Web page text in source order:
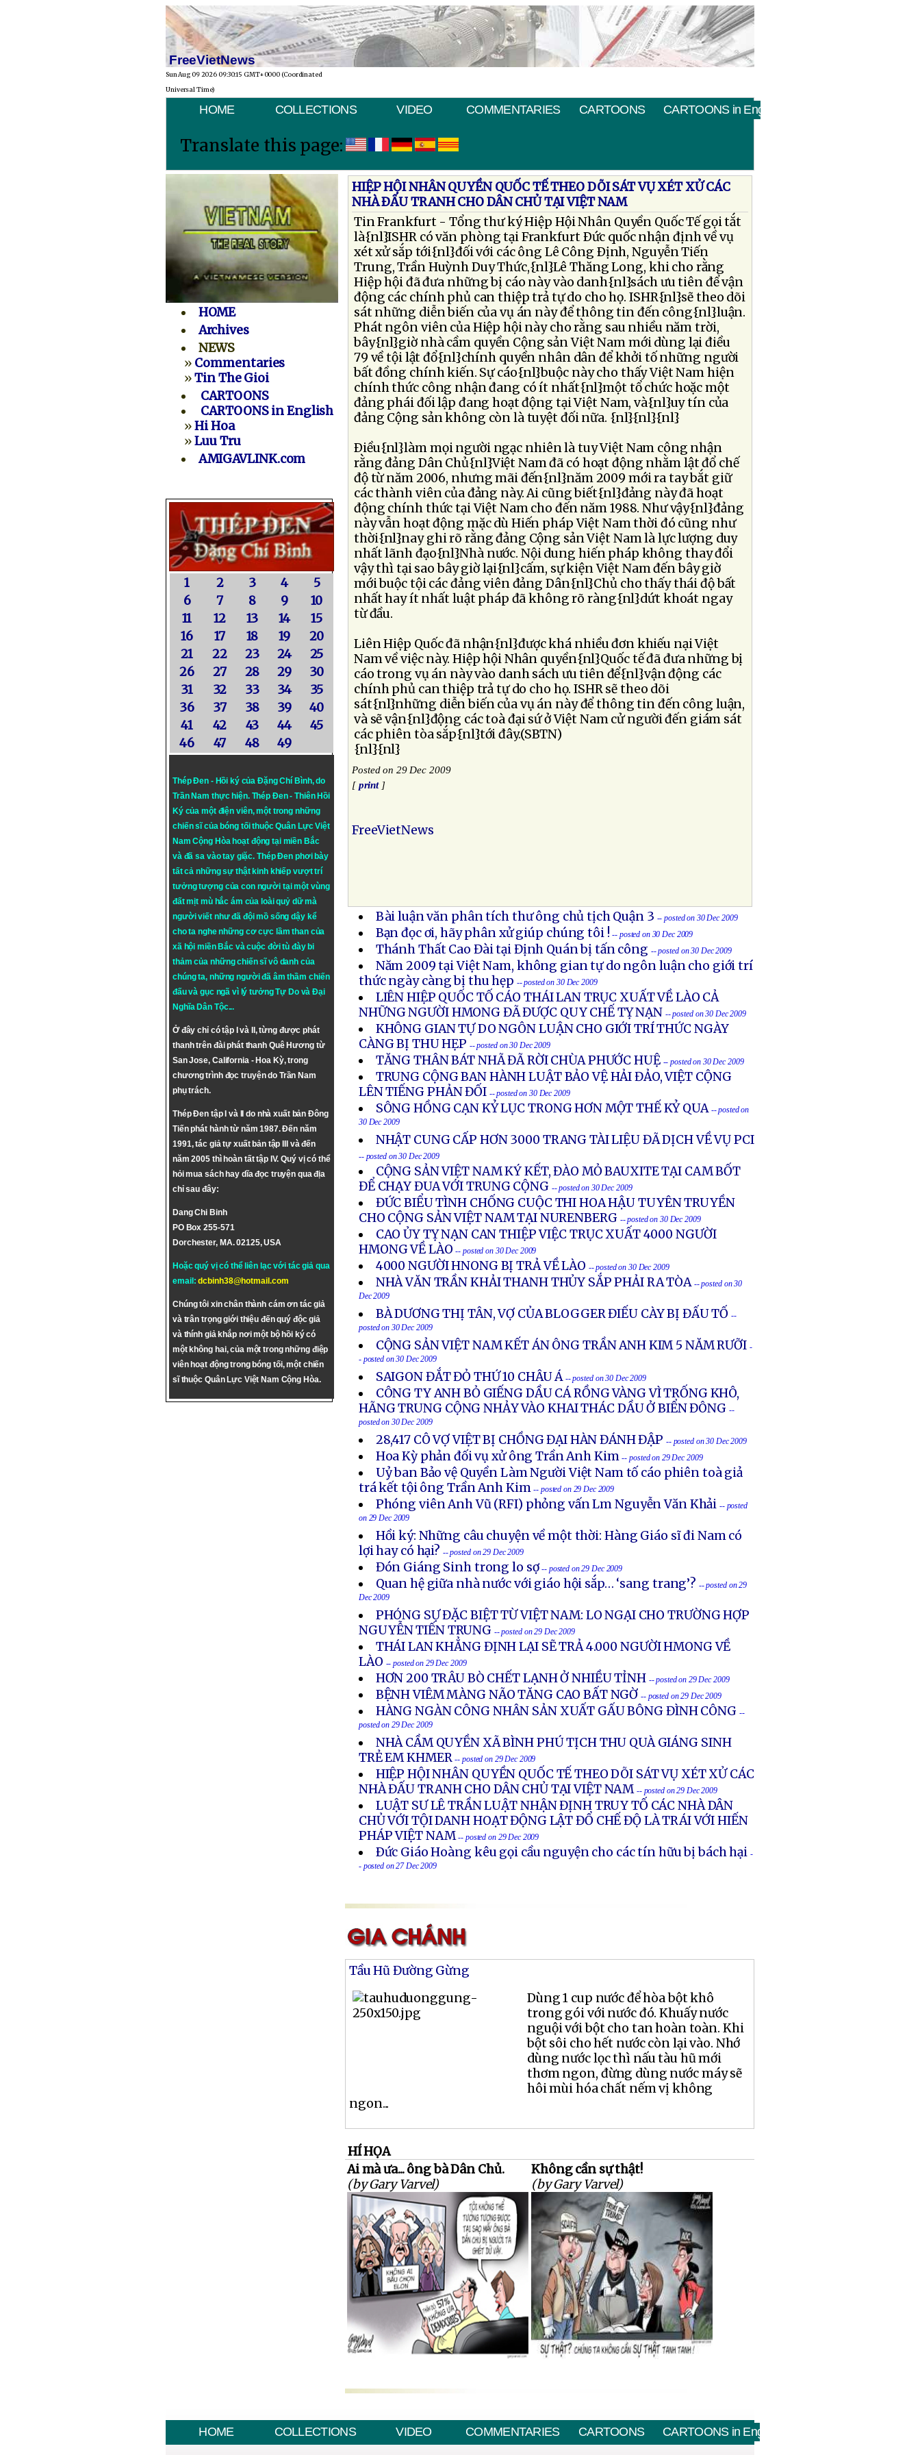
FreeVietNews
Sun Aug 09 2026 09:30:15 GMT+0000 (Coordinated
Universal Time)
HOME COLLECTIONS VIDEO COMMENTARIES CARTOONS CARTOONS in English
Translate this page:
HOME
Archives
NEWS
» Commentaries
»Tin The Gioi
CARTOONS
CARTOONS in English
»Hi Hoa
»Luu Tru
AMIGAVLINK.com
1 2 3 4
5
6
7 8 9
10
11
12 13 14
15
16
17 18 19
20
21
22 23 24
25
26
27 28 29
30
31
32 33 34
35
36
37 38 39
40
41
42 43 44
45
46
47 48 49
Thép Đen - Hồi ký của Đặng Chí Bình, do
Trần Nam thực hiện. Thép Đen- Thiên Hồi
Ký của một điện viên, một trong những
chiến sĩ của bóng tối thuộc Quân Lực Việt
Nam Cộng Hòa hoạt động tại miền Bắc
và đã sa vào tay giặc. Thép Đen phơi bày
tất cả những sự thật kinh khiếp vượt trí
tưởng tượng của con người tại một vùng
đất mịt mù hắc ám của loài quỷ dữ mà
người viết như đã đội mồ sống dậy kể
cho ta nghe những cơ cực lầm than của
xã hội miền Bắc và cuộc đời tù đày bi
thảm của những chiến sĩ vô danh của
chúng ta, những người đã âm thầm chiến
đấu và gục ngã vì lý tưởngTự DovàĐại
Nghĩa Dân Tộc...
Ở đây chỉ có tập I và II, từng được phát
thanh trên đài phát thanh Quê Hương từ
San Jose, California - Hoa Kỳ, trong
chương trình đọc truyện do Trần Nam
phụ trách.
Thép Đen tập I và II do nhà xuất bản Đông
Tiến phát hành từ năm 1987. Đến năm
1991, tác giả tự xuất bản tập III và đến
năm 2005 thì hoàn tất tập IV. Quý vị có thể
hỏi mua sách hay dĩa đọc truyện qua địa
chỉ sau đây:
Dang Chi Binh
PO Box 255-571
Dorchester, MA. 02125, USA
Hoặc quý vị có thể liên lạc với tác giả qua
email:dcbinh38@hotmail.com
Chúng tôi xin chân thành cám ơn tác giả
và trân trọng giới thiệu đến quý độc giả
và thính giả khắp nơi một bộ hồi ký có
một không hai, của một trong những điệp
viên hoạt động trong bóng tối, một chiến
sĩ thuộc Quân Lực Việt Nam Cộng Hòa.
HIỆP HỘI NHÂN QUYỀN QUỐC TẾ THEO DÕI SÁT VỤ XÉT XỬ CÁC
NHÀ ÐẤU TRANH CHO DÂN CHỦ TẠI VIỆT NAM
Tin Frankfurt - Tổng thư ký Hiệp Hội Nhân Quyền Quốc Tế gọi tắt
là{nl}ISHR có văn phòng tại Frankfurt Ðức quốc nhận định về vụ
xét xử sắp tới{nl}đối với các ông Lê Công Ðịnh, Nguyễn Tiến
Trung, Trần Huỳnh Duy Thức,{nl}Lê Thăng Long, khi cho rằng
Hiệp hội đã đưa những bị cáo này vào danh{nl}sách ưu tiên để vận
động các chính phủ can thiệp trả tự do cho họ. ISHR{nl}sẽ theo dõi
sát những diễn biến của vụ án này để thông tin đến công{nl}luận.
Phát ngôn viên của Hiệp hội này cho rằng sau nhiều năm trời,
bây{nl}giờ nhà cầm quyền Cộng sản Việt Nam mới dùng lại điều
79 về tội lật đổ{nl}chính quyền nhân dân để khởi tố những người
bất đồng chính kiến. Sự cáo{nl}buộc này cho thấy Việt Nam hiện
chính thức công nhận đang có ít nhất{nl}một tổ chức hoặc một
đảng phái đối lập đang hoạt động tại Việt Nam, và{nl}uy tín của
đảng Cộng sản không còn là tuyệt đối nữa. {nl}{nl}{nl}
Ðiều{nl}làm mọi người ngạc nhiên là tuy Việt Nam công nhận
rằng đảng Dân Chủ{nl}Việt Nam đã có hoạt động nhằm lật đổ chế
độ từ năm 2006, nhưng mãi đến{nl}năm 2009 mới ra tay bắt giữ
các thành viên của đảng này. Ai cũng biết{nl}đảng này đã hoạt
động chính thức tại Việt Nam cho đến năm 1988. Như vậy{nl}đảng
này vẫn hoạt động mặc dù Hiến pháp Việt Nam thời đó cũng như
thời{nl}nay ghi rõ rằng đảng Cộng sản Việt Nam là lực lượng duy
nhất lãnh đạo{nl}Nhà nước. Nội dung hiến pháp không thay đổi
vậy thì tại sao bây giờ lại{nl}cấm, sự kiện Việt Nam đến bây giờ
mới buộc tội các đảng viên đảng Dân{nl}Chủ cho thấy thái độ bất
nhất hay ít nhất luật pháp đã không rõ ràng{nl}dứt khoát ngay
từ đầu.
Liên Hiệp Quốc đã nhận{nl}được khá nhiều đơn khiếu nại Việt
Nam về việc này. Hiệp hội Nhân quyền{nl}Quốc tế đã đưa những bị
cáo trong vụ án này vào danh sách ưu tiên để{nl}vận động các
chính phủ can thiệp trả tự do cho họ. ISHR sẽ theo dõi
sát{nl}những diễn biến của vụ án này để thông tin đến công luận,
và sẽ vận{nl}động các toà đại sứ ở Việt Nam cử người đến giám sát
các phiên tòa sắp{nl}tới đây.(SBTN)
{nl}{nl}
Posted on 29 Dec 2009
[print]
FreeVietNews
Bài luận văn phân tích thư ông chủ tịch Quận 3 -- posted on 30 Dec 2009
Bạn đọc ơi, hãy phân xử giúp chúng tôi ! -- posted on 30 Dec 2009
Thánh Thất Cao Đài tại Định Quán bị tấn công -- posted on 30 Dec 2009
Năm 2009 tại Việt Nam, không gian tự do ngôn luận cho giới trí
thức ngày càng bị thu hẹp -- posted on 30 Dec 2009
LIÊN HIỆP QUỐC TỐ CÁO THÁI LAN TRỤC XUẤT VỀ LÀO CẢ
NHỮNG NGƯỜI HMONG ĐÃ ĐƯỢC QUY CHẾ TỴ NẠN -- posted on 30 Dec 2009
KHÔNG GIAN TỰ DO NGÔN LUẬN CHO GIỚI TRÍ THỨC NGÀY
CÀNG BỊ THU HẸP -- posted on 30 Dec 2009
TĂNG THÂN BÁT NHÃ ĐÃ RỜI CHÙA PHƯỚC HUỆ -- posted on 30 Dec 2009
TRUNG CỘNG BAN HÀNH LUẬT BẢO VỆ HẢI ĐẢO, VIỆT CỘNG
LÊN TIẾNG PHẢN ĐỐI -- posted on 30 Dec 2009
SÔNG HỒNG CẠN KỶ LỤC TRONG HƠN MỘT THẾ KỶ QUA -- posted on
30 Dec 2009
NHẬT CUNG CẤP HƠN 3000 TRANG TÀI LIỆU ĐÃ DỊCH VỀ VỤ PCI
-- posted on 30 Dec 2009
CỘNG SẢN VIỆT NAM KÝ KẾT, ĐÀO MỎ BAUXITE TẠI CAM BỐT
ĐỂ CHẠY ĐUA VỚI TRUNG CỘNG -- posted on 30 Dec 2009
ĐỨC BIỂU TÌNH CHỐNG CUỘC THI HOA HẬU TUYÊN TRUYỀN
CHO CỘNG SẢN VIỆT NAM TẠI NURENBERG -- posted on 30 Dec 2009
CAO ỦY TỴ NẠN CAN THIỆP VIỆC TRỤC XUẤT 4000 NGƯỜI
HMONG VỀ LÀO -- posted on 30 Dec 2009
4000 NGƯỜI HNONG BỊ TRẢ VỀ LÀO -- posted on 30 Dec 2009
NHÀ VĂN TRẦN KHẢI THANH THỦY SẮP PHẢI RA TÒA -- posted on 30
Dec 2009
BÀ DƯƠNG THỊ TÂN, VỢ CỦA BLOGGER ĐIẾU CÀY BỊ ĐẤU TỐ --
posted on 30 Dec 2009
CỘNG SẢN VIỆT NAM KẾT ÁN ÔNG TRẦN ANH KIM 5 NĂM RƯỠI -
- posted on 30 Dec 2009
SAIGON ĐẮT ĐỎ THỨ 10 CHÂU Á -- posted on 30 Dec 2009
CÔNG TY ANH BỎ GIẾNG DẦU CÁ RỒNG VÀNG VÌ TRỐNG KHÔ,
HÃNG TRUNG CỘNG NHẢY VÀO KHAI THÁC DẦU Ở BIỂN ĐÔNG --
posted on 30 Dec 2009
28,417 CÔ VỢ VIỆT BỊ CHỒNG ĐẠI HÀN ĐÁNH ĐẬP -- posted on 30 Dec 2009
Hoa Kỳ phản đối vụ xử ông Trần Anh Kim -- posted on 29 Dec 2009
Uỷ ban Bảo vệ Quyền Làm Người Việt Nam tố cáo phiên toà giả
trá kết tội ông Trần Anh Kim-- posted on 29 Dec 2009
Phóng viên Anh Vũ (RFI) phỏng vấn Lm Nguyễn Văn Khải -- posted
on 29 Dec 2009
Hồi ký: Những câu chuyện về một thời: Hàng Giáo sĩ đi Nam có
lợi hay có hại? -- posted on 29 Dec 2009
Đón Giáng Sinh trong lo sợ-- posted on 29 Dec 2009
Quan hệ giữa nhà nước với giáo hội sắp… ‘sang trang’? -- posted on 29
Dec 2009
PHÓNG SỰ ĐẶC BIỆT TỪ VIỆT NAM: LO NGẠI CHO TRƯỜNG HỢP
NGUYỄN TIẾN TRUNG -- posted on 29 Dec 2009
THÁI LAN KHẲNG ĐỊNH LẠI SẼ TRẢ 4.000 NGƯỜI HMONG VỀ
LÀO -- posted on 29 Dec 2009
HƠN 200 TRÂU BÒ CHẾT LẠNH Ở NHIỀU TỈNH -- posted on 29 Dec 2009
BỆNH VIÊM MÀNG NÃO TĂNG CAO BẤT NGỜ -- posted on 29 Dec 2009
HÀNG NGÀN CÔNG NHÂN SẢN XUẤT GẤU BÔNG ĐÌNH CÔNG --
posted on 29 Dec 2009
NHÀ CẦM QUYỀN XÃ BÌNH PHÚ TỊCH THU QUÀ GIÁNG SINH
TRẺ EM KHMER -- posted on 29 Dec 2009
HIỆP HỘI NHÂN QUYỀN QUỐC TẾ THEO DÕI SÁT VỤ XÉT XỬ CÁC
NHÀ ĐẤU TRANH CHO DÂN CHỦ TẠI VIỆT NAM -- posted on 29 Dec 2009
LUẬT SƯ LÊ TRẦN LUẬT NHẬN ĐỊNH TRUY TỐ CÁC NHÀ DÂN
CHỦ VỚI TỘI DANH HOẠT ĐỘNG LẬT ĐỔ CHẾ ĐỘ LÀ TRÁI VỚI HIẾN
PHÁP VIỆT NAM -- posted on 29 Dec 2009
Ðức Giáo Hoàng kêu gọi cầu nguyện cho các tín hữu bị bách hại -
- posted on 27 Dec 2009
Tầu Hũ Đường Gừng
Dùng 1 cup nước để hòa bột khô
trong gói với nước đó. Khuấy nước
nguội với bột cho tan hoàn toàn. Khi
bột sôi cho hết nước còn lại vào. Nhớ
dùng nước lọc thì nấu tàu hũ mới
thơm ngon, đừng dùng nước máy sẽ
hôi mùi hóa chất nếm vị không
ngon...
HÍ HỌA
Ai mà ưa... ông bà Dân Chủ.
(by Gary Varvel)
Không cần sự thật!
(by Gary Varvel)
HOME COLLECTIONS VIDEO COMMENTARIES CARTOONS CARTOONS in English